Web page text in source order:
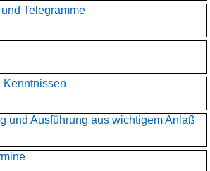
Telegramme
Kenntnissen
und Ausführung aus wichtigem Anlaß